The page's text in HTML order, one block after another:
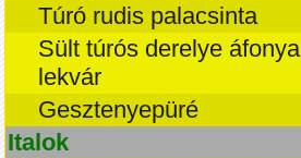
Túró rudis palacsinta
Sült túrós derelye áfonya
lekvár
Gesztenyepüré
Italok